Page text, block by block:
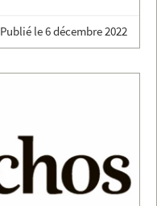
Publié le6 décembre 2022